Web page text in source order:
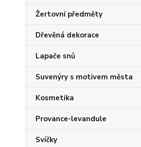
Žertovní předměty
Dřevěná dekorace
Lapače snů
Suvenýry s motivem města
Kosmetika
Provance-levandule
Svíčky